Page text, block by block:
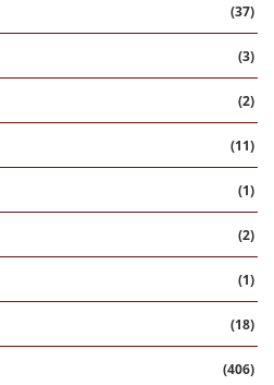
(37)
(3)
(2)
(11)
(1)
(2)
(1)
(18)
(406)